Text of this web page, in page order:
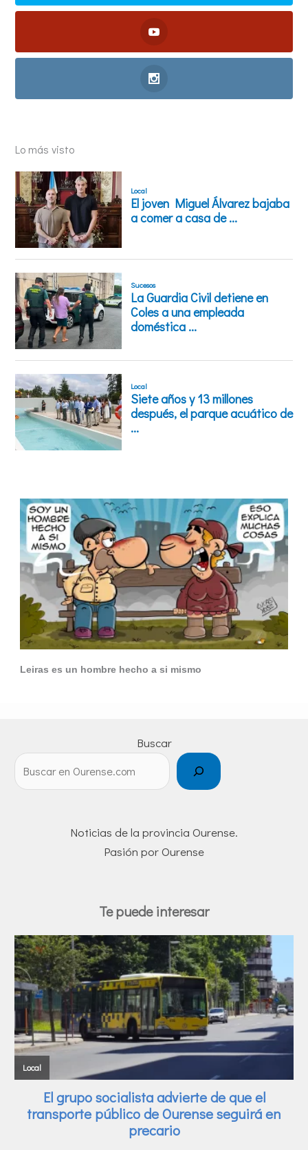
Lo más visto
Leiras es un hombre hecho a si mismo
Buscar
Noticias de la provincia Ourense.
Pasión por Ourense
Te puede interesar